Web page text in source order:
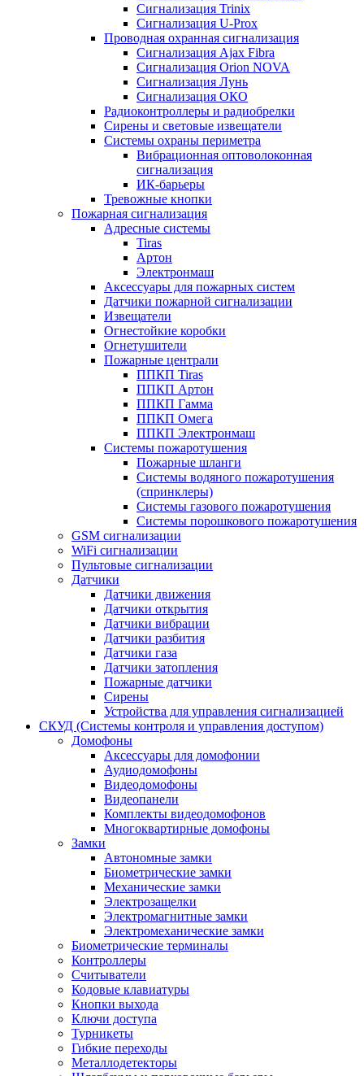
Сигнализация Trinix
Сигнализация U-Prox
Проводная охранная сигнализация
Сигнализация Ajax Fibra
Сигнализация Orion NOVA
Сигнализация Лунь
Сигнализация ОКО
Радиоконтроллеры и радиобрелки
Сирены и световые извещатели
Системы охраны периметра
Вибрационная оптоволоконная
сигнализация
ИК-барьеры
Тревожные кнопки
Пожарная сигнализация
Адресные системы
Tiras
Артон
Электронмаш
Аксессуары для пожарных систем
Датчики пожарной сигнализации
Извещатели
Огнестойкие коробки
Огнетушители
Пожарные централи
ППКП Tiras
ППКП Артон
ППКП Гамма
ППКП Омега
ППКП Электронмаш
Системы пожаротушения
Пожарные шланги
Системы водяного пожаротушения
(спринклеры)
Системы газового пожаротушения
Системы порошкового пожаротушения
GSM сигнализации
WiFi сигнализации
Пультовые сигнализации
Датчики
Датчики движения
Датчики открытия
Датчики вибрации
Датчики разбития
Датчики газа
Датчики затопления
Пожарные датчики
Сирены
Устройства для управления сигнализацией
СКУД (Системы контроля и управления доступом)
Домофоны
Аксессуары для домофонии
Аудиодомофоны
Видеодомофоны
Видеопанели
Комплекты видеодомофонов
Многоквартирные домофоны
Замки
Автономные замки
Биометрические замки
Механические замки
Электрозащелки
Электромагнитные замки
Электромеханические замки
Биометрические терминалы
Контроллеры
Считыватели
Кодовые клавиатуры
Кнопки выхода
Ключи доступа
Турникеты
Гибкие переходы
Металлодетекторы